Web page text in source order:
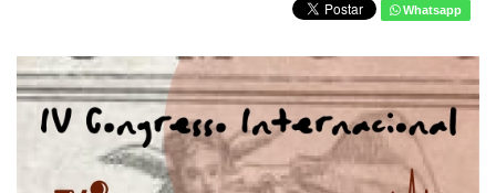
Whatsapp